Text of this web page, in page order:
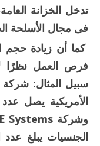
تدخل الخزانة
فى مجال الأسلحة
كما أن زيادة حجم
فرص العمل نظرًا